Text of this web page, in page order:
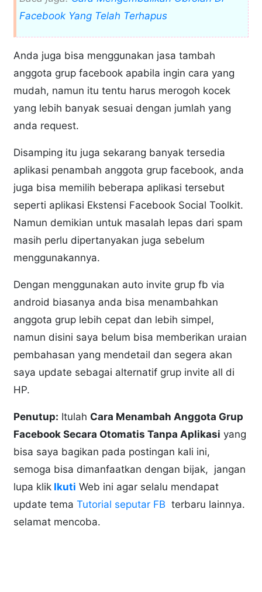
Facebook Yang Telah Terhapus
Anda juga bisa menggunakan jasa tambah
anggota grup facebook apabila ingin cara yang
mudah, namun itu tentu harus merogoh kocek
yang lebih banyak sesuai dengan jumlah yang
anda request.
Disamping itu juga sekarang banyak tersedia
aplikasi penambah anggota grup facebook, anda
juga bisa memilih beberapa aplikasi tersebut
seperti aplikasi Ekstensi Facebook Social Toolkit.
Namun demikian untuk masalah lepas dari spam
masih perlu dipertanyakan juga sebelum
menggunakannya.
Dengan menggunakan auto invite grup fb via
android biasanya anda bisa menambahkan
anggota grup lebih cepat dan lebih simpel,
namun disini saya belum bisa memberikan uraian
pembahasan yang mendetail dan segera akan
saya update sebagai alternatif grup invite all di
HP.
Penutup: Itulah Cara Menambah Anggota Grup
Facebook Secara Otomatis Tanpa Aplikasi yang
bisa saya bagikan pada postingan kali ini,
semoga bisa dimanfaatkan dengan bijak, jangan
lupa klik Ikuti Web ini agar selalu mendapat
update temaTutorial seputar FB terbaru lainnya.
selamat mencoba.